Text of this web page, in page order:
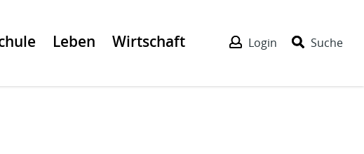
Leben Wirtschaft Login Suche